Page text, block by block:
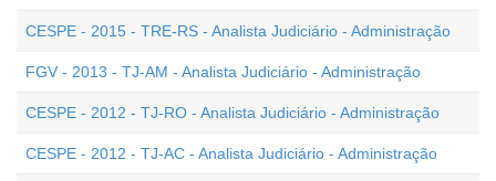
CESPE - 2015 - TRE-RS - Analista Judiciário - Administração
FGV - 2013 - TJ-AM - Analista Judiciário - Administração
CESPE - 2012 - TJ-RO - Analista Judiciário - Administração
CESPE - 2012 - TJ-AC - Analista Judiciário - Administração